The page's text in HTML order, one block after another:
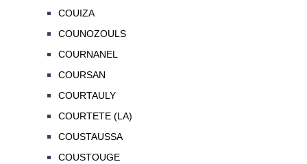
COUIZA
COUNOZOULS
COURNANEL
COURSAN
COURTAULY
COURTETE (LA)
COUSTAUSSA
COUSTOUGE